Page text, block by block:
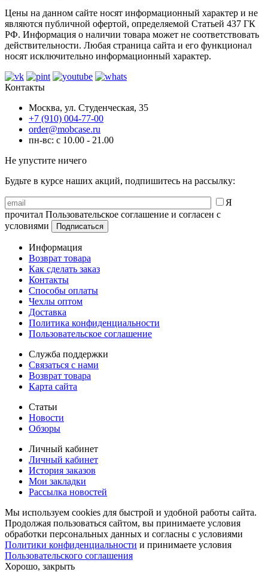
Цены на данном сайте носят информационный характер и не
являются публичной офертой, определяемой Статьей 437 ГК
РФ. Информация о наличии товара может не соответствовать
действительности. Любая страница сайта и его функционал
носят исключительно информационный характер.
Контакты
Москва, ул. Студенческая, 35
+7 (910) 004-77-00
order@mobcase.ru
пн-вс: с 10.00 - 21.00
Не упустите ничего
Будьте в курсе наших акций, подпишитесь на рассылку:
Я
прочитал Пользовательское соглашение и согласен с
условиями
Информация
Возврат товара
Как сделать заказ
Контакты
Способы оплаты
Чехлы оптом
Доставка
Политика конфиденциальности
Пользовательское соглашение
Служба поддержки
Связаться с нами
Возврат товара
Карта сайта
Статьи
Новости
Обзоры
Личный кабинет
Личный кабинет
История заказов
Мои закладки
Рассылка новостей
Мы используем cookies для быстрой и удобной работы сайта.
Продолжая пользоваться сайтом, вы принимаете условия
обработки персональных данных и согласны с условиями
Политики конфиденциальности и принимаете условия
Пользовательского соглашения
Хорошо, закрыть